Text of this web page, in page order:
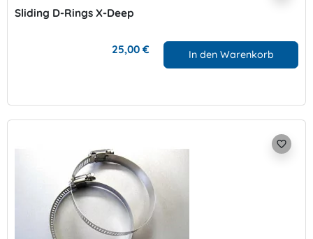
Sliding D-Rings X-Deep
25,00 € In den Warenkorb
favorite_border